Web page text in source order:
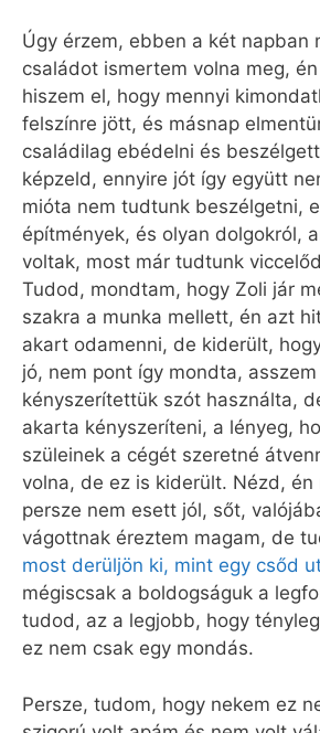
Úgy érzem, ebben a két napban
családot ismertem volna meg,
hiszem el, hogy mennyi
felszínre jött, és másnap
családilag ebédelni és
képzeld, ennyire jót így együtt
mióta nem tudtunk beszélgetni,
építmények, és olyan dolgokról,
voltak, most már tudtunk
Tudod, mondtam, hogy Zoli jár
szakra a munka mellett, én azt
akart odamenni, de kiderült,
jó, nem pont így mondta, asszem
kényszerítettük szót használta,
akarta kényszeríteni, a lényeg,
szüleinek a cégét szeretné
volna, de ez is kiderült. Nézd, én
persze nem esett jól, sőt,
vágottnak éreztem magam, de
most derüljön ki, mint egy csőd
mégiscsak a boldogságuk a
tudod, az a legjobb, hogy
ez nem csak egy mondás.
Persze, tudom, hogy nekem ez